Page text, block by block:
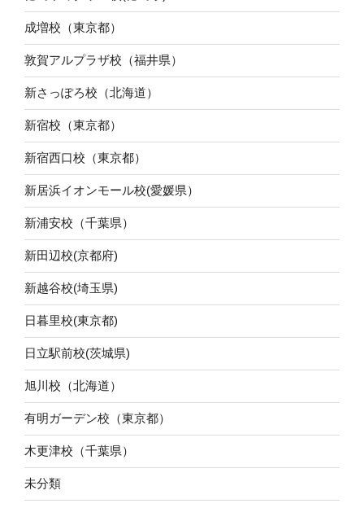
成増校（東京都）
敦賀アルプラザ校（福井県）
新さっぽろ校（北海道）
新宿校（東京都）
新宿西口校（東京都）
新居浜イオンモール校(愛媛県）
新浦安校（千葉県）
新田辺校(京都府)
新越谷校(埼玉県)
日暮里校(東京都)
日立駅前校(茨城県)
旭川校（北海道）
有明ガーデン校（東京都）
木更津校（千葉県）
未分類